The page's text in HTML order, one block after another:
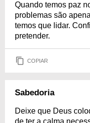
Quando temos paz
problemas são
temos que lidar.
pretender.
COPIAR
Sabedoria
Deixe que Deus